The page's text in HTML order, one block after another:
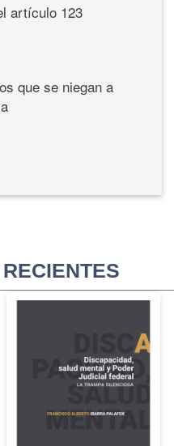
artículo 123
que se niegan a